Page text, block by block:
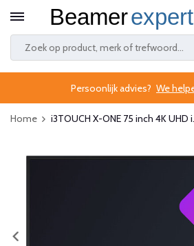
Persoonlijk advies? We
Home
i3TOUCH X-ONE 75 inch 4K UHD